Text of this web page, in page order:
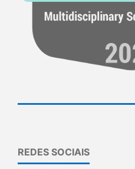
REDES SOCIAIS